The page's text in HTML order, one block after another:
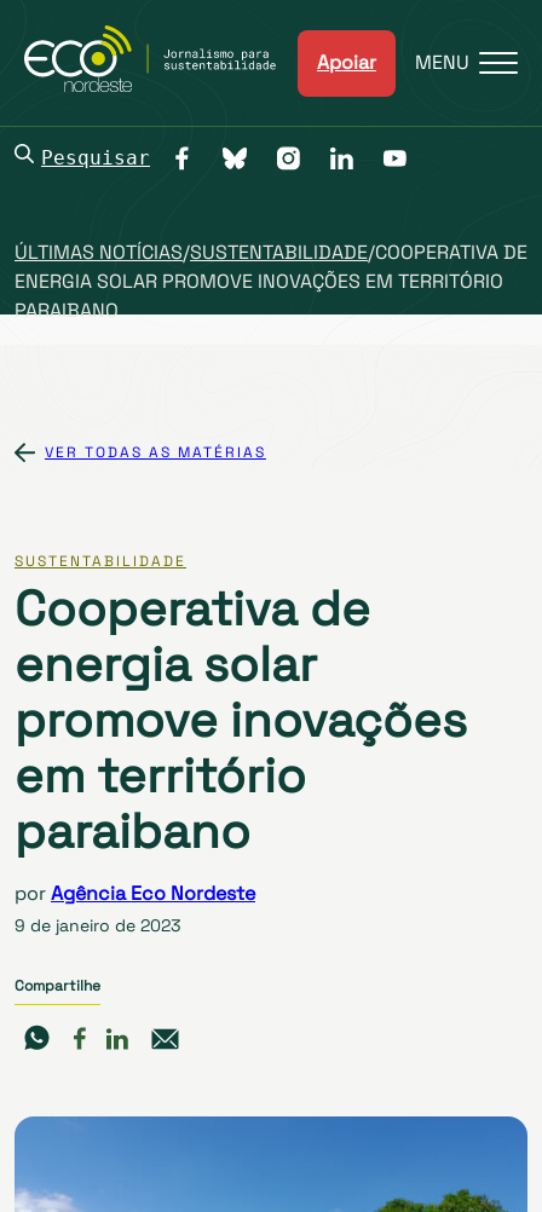
Apoiar MENU
Pesquisar
ÚLTIMAS NOTÍCIAS/SUSTENTABILIDADE/COOPERATIVA DE
ENERGIA SOLAR PROMOVE INOVAÇÕES EM TERRITÓRIO
PARAIBANO
VER TODAS AS MATÉRIAS
SUSTENTABILIDADE
Cooperativa de
energia solar
promove inovações
em território
paraibano
porAgência Eco Nordeste
9 de janeiro de 2023
Compartilhe